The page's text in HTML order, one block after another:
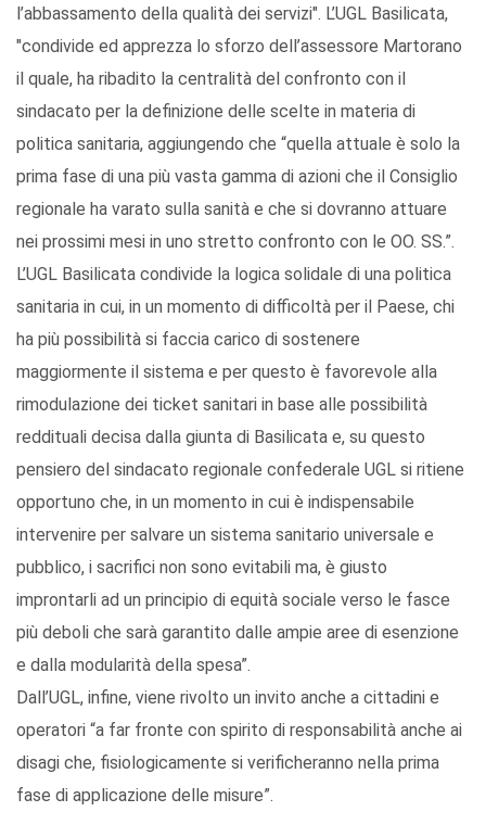
l’abbassamento della qualità dei servizi". L’UGL Basilicata,
"condivide ed apprezza lo sforzo dell’assessore Martorano
il quale, ha ribadito la centralità del confronto con il
sindacato per la definizione delle scelte in materia di
politica sanitaria, aggiungendo che “quella attuale è solo la
prima fase di una più vasta gamma di azioni che il Consiglio
regionale ha varato sulla sanità e che si dovranno attuare
nei prossimi mesi in uno stretto confronto con le OO. SS.”.
L’UGL Basilicata condivide la logica solidale di una politica
sanitaria in cui, in un momento di difficoltà per il Paese, chi
ha più possibilità si faccia carico di sostenere
maggiormente il sistema e per questo è favorevole alla
rimodulazione dei ticket sanitari in base alle possibilità
reddituali decisa dalla giunta di Basilicata e, su questo
pensiero del sindacato regionale confederale UGL si ritiene
opportuno che, in un momento in cui è indispensabile
intervenire per salvare un sistema sanitario universale e
pubblico, i sacrifici non sono evitabili ma, è giusto
improntarli ad un principio di equità sociale verso le fasce
più deboli che sarà garantito dalle ampie aree di esenzione
e dalla modularità della spesa”.
Dall’UGL, infine, viene rivolto un invito anche a cittadini e
operatori “a far fronte con spirito di responsabilità anche ai
disagi che, fisiologicamente si verificheranno nella prima
fase di applicazione delle misure”.